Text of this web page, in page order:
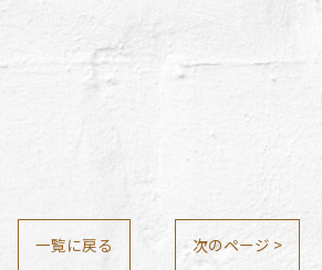
一覧に戻る 次のページ >